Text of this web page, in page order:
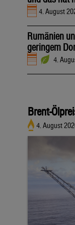
4. August
Rumänien
geringem
4.
Brent-
4. August